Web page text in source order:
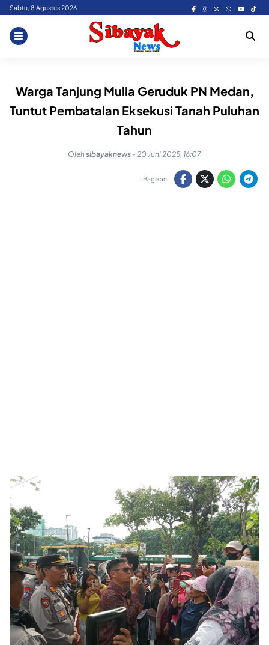
Skip
content
Sabtu, 8 Agustus 2026
Warga Tanjung Mulia Geruduk PN Medan,
Tuntut Pembatalan Eksekusi Tanah Puluhan
Tahun
Olehsibayaknews - 20 Juni 2025, 16:07
Bagikan: